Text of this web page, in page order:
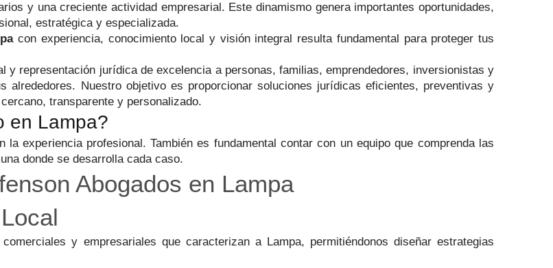
y una creciente actividad empresarial. Este dinamismo genera importantes oportunidades,
estratégica y especializada.
con experiencia, conocimiento local y visión integral resulta fundamental para proteger tus
y representación jurídica de excelencia a personas, familias, emprendedores, inversionistas y
alrededores. Nuestro objetivo es proporcionar soluciones jurídicas eficientes, preventivas y
transparente y personalizado.
en Lampa?
experiencia profesional. También es fundamental contar con un equipo que comprenda las
donde se desarrolla cada caso.
Abogados en Lampa
y empresariales que caracterizan a Lampa, permitiéndonos diseñar estrategias